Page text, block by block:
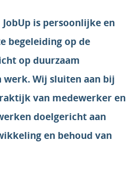
is persoonlijke en
begeleiding op de
op duurzaam
Wij sluiten aan bij
van medewerker en
doelgericht aan
en behoud van